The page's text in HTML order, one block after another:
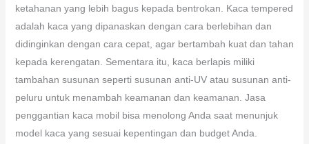
ketahanan yang lebih bagus kepada bentrokan. Kaca tempered
adalah kaca yang dipanaskan dengan cara berlebihan dan
didinginkan dengan cara cepat, agar bertambah kuat dan tahan
kepada kerengatan. Sementara itu, kaca berlapis miliki
tambahan susunan seperti susunan anti-UV atau susunan anti-
peluru untuk menambah keamanan dan keamanan. Jasa
penggantian kaca mobil bisa menolong Anda saat menunjuk
model kaca yang sesuai kepentingan dan budget Anda.